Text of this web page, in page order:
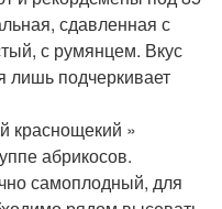
сдавленная с
с румянцем. Вкус
лишь подчеркивает
краснощекий »
абрикосов.
самоплодный, для